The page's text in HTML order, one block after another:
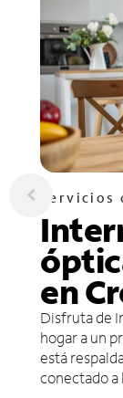
en
Disfruta de
hogar a un
está
conectado a